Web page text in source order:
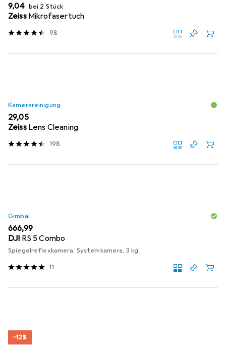
EUR
9,04 bei 2 Stück
Zeiss Mikrofasertuch
98
Kamerareinigung
EUR
29,05
Zeiss Lens Cleaning
198
Gimbal
EUR
666,99
DJI RS 5 Combo
Spiegelreflexkamera, Systemkamera, 3 kg
11
−12%